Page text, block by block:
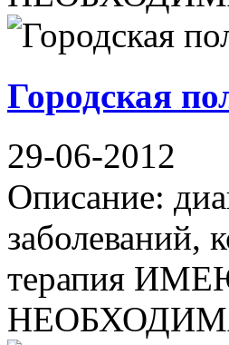
Городская
29-06-2012
Описание:
заболеваний,
терапия